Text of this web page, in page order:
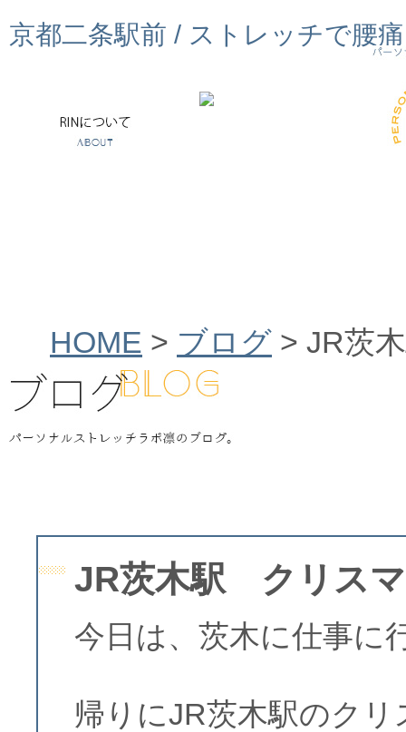
京都二条駅前 / ストレッチで腰
HOME > ブログ > JR茨
JR茨木駅 クリス
今日は、茨木に仕事に
帰りにJR茨木駅のク